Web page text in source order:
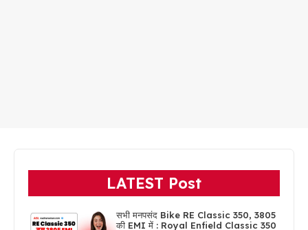
LATEST Post
सभी मनपसंद Bike RE Classic 350, 3805
की EMI में : Royal Enfield Classic 350